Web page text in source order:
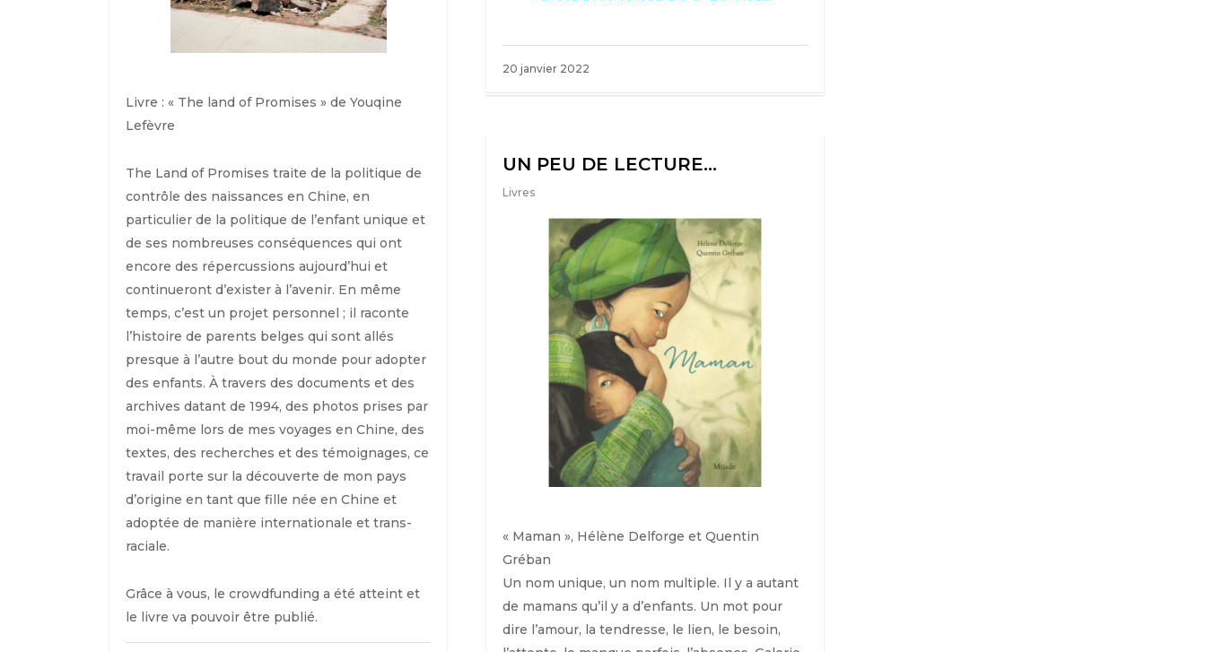
20 janvier 2022
Livre : « The land of Promises » de Youqine
Lefèvre
The Land of Promises traite de la politique de
contrôle des naissances en Chine, en
particulier de la politique de l’enfant unique et
de ses nombreuses conséquences qui ont
encore des répercussions aujourd’hui et
continueront d’exister à l’avenir. En même
temps, c’est un projet personnel ; il raconte
l’histoire de parents belges qui sont allés
presque à l’autre bout du monde pour adopter
des enfants. À travers des documents et des
archives datant de 1994, des photos prises par
moi-même lors de mes voyages en Chine, des
textes, des recherches et des témoignages, ce
travail porte sur la découverte de mon pays
d’origine en tant que fille née en Chine et
adoptée de manière internationale et trans-
raciale.
Grâce à vous, le crowdfunding a été atteint et
le livre va pouvoir être publié.
UN PEU DE LECTURE…
Livres
« Maman », Hélène Delforge et Quentin
Gréban
Un nom unique, un nom multiple. Il y a autant
de mamans qu’il y a d’enfants. Un mot pour
dire l’amour, la tendresse, le lien, le besoin,